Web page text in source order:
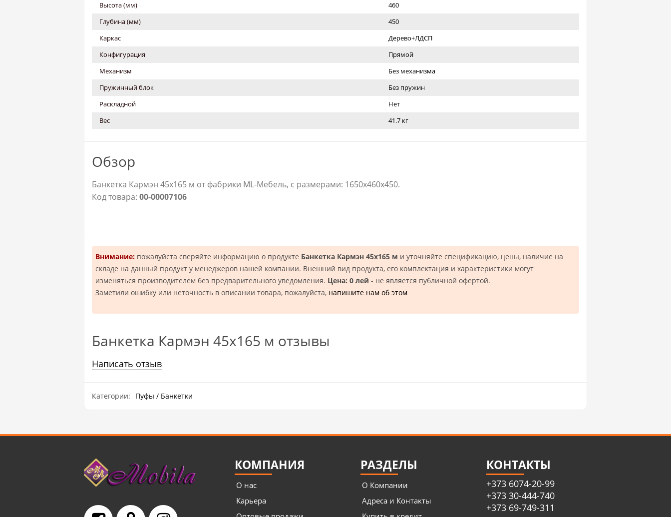
Высота (мм)
460
Глубина (мм)
450
Каркас
Дерево+ЛДСП
Конфигурация
Прямой
Механизм
Без механизма
Пружинный блок
Без пружин
Раскладной
Нет
Вес
41.7 кг
Обзор
Банкетка Кармэн 45х165 м от фабрики ML-Мебель, с размерами: 1650x460x450.
Код товара: 00-00007106
Внимание: пожалуйста сверяйте информацию о продукте Банкетка Кармэн 45х165 м и уточняйте спецификацию, цены, наличие на
складе на данный продукт у менеджеров нашей компании. Внешний вид продукта, его комплектация и характеристики могут
изменяться производителем без предварительного уведомления. Цена: 0 лей - не является публичной офертой.
Заметили ошибку или неточность в описании товара, пожалуйста, напишите нам об этом
Банкетка Кармэн 45х165 м отзывы
Написать отзыв
Категории: Пуфы / Банкетки
КОМПАНИЯ
О нас
Карьера
РАЗДЕЛЫ
О Компании
Адреса и Контакты
КОНТАКТЫ
+373 6074-20-99
+373 30-444-740
+373 69-749-311